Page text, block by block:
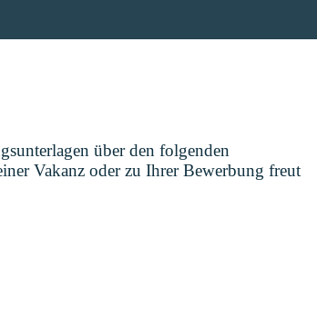
über den folgenden
Vakanz oder zu Ihrer Bewerbung freut